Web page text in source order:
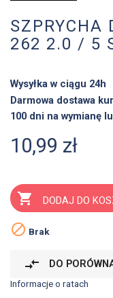
SZPRYCHA
262 2.0 / 5
Wysyłka w ciągu 24h
Darmowa dostawa
100 dni na wymianę
10,99 zł
 DODAJ DO
 Brak
compare_arrows DO
Informacje o ratach